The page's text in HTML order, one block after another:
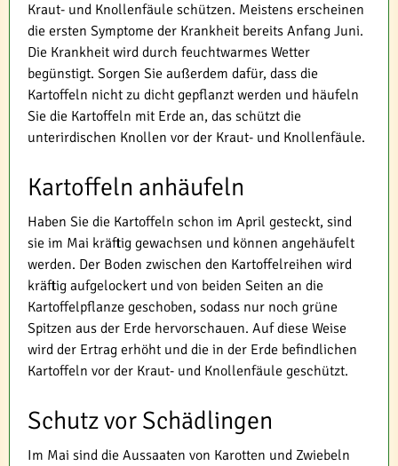
Kraut- und Knollenfäule schützen. Meistens erscheinen
die ersten Symptome der Krankheit bereits Anfang Juni.
Die Krankheit wird durch feuchtwarmes Wetter
begünstigt. Sorgen Sie außerdem dafür, dass die
Kartoffeln nicht zu dicht gepflanzt werden und häufeln
Sie die Kartoffeln mit Erde an, das schützt die
unterirdischen Knollen vor der Kraut- und Knollenfäule.
Kartoffeln anhäufeln
Haben Sie die Kartoffeln schon im April gesteckt, sind
sie im Mai kräftig gewachsen und können angehäufelt
werden. Der Boden zwischen den Kartoffelreihen wird
kräftig aufgelockert und von beiden Seiten an die
Kartoffelpflanze geschoben, sodass nur noch grüne
Spitzen aus der Erde hervorschauen. Auf diese Weise
wird der Ertrag erhöht und die in der Erde befindlichen
Kartoffeln vor der Kraut- und Knollenfäule geschützt.
Schutz vor Schädlingen
Im Mai sind die Aussaaten von Karotten und Zwiebeln